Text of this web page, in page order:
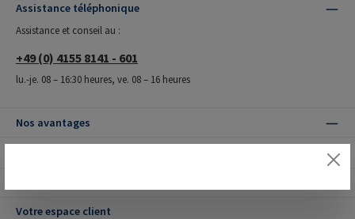
Assistance téléphonique
Assistance et conseil au :
+49 (0) 4155 8141 - 601
lu.-je. 08 – 16:30 heures, ve. 08 – 16 heures
Nos avantages
Votre espace client